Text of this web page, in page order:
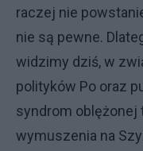
raczej nie
nie są pewne.
widzimy dziś, w
polityków Po oraz
syndrom oblężonej
wymuszenia na